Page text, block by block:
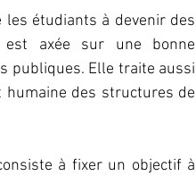
les étudiants à devenir des
est axée sur une bonne
publiques. Elle traite aussi
humaine des structures de
à fixer un objectif à